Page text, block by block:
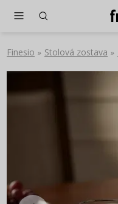
Finesio » Stolová zostava »